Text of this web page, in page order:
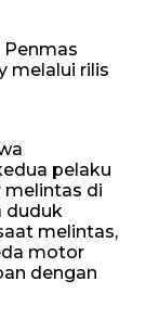
melalui rilis
pelaku
melintas di
duduk
melintas,
motor
dengan